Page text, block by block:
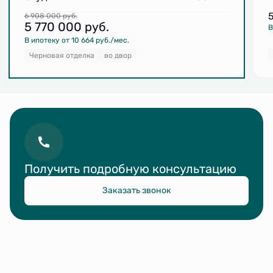
6 908 000руб.
5 770 000 руб.
В ипотеку от 10 664 руб./мес.
Черновая отделка
во двор
Получить подробную консультацию
Заказать звонок